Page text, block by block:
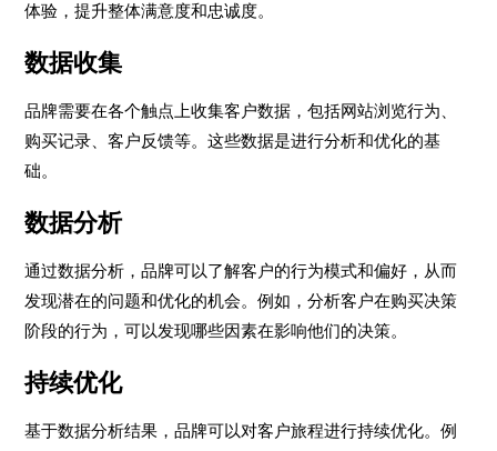
体验，提升整体满意度和忠诚度。
数据收集
品牌需要在各个触点上收集客户数据，包括网站浏览行为、
购买记录、客户反馈等。这些数据是进行分析和优化的基
础。
数据分析
通过数据分析，品牌可以了解客户的行为模式和偏好，从而
发现潜在的问题和优化的机会。例如，分析客户在购买决策
阶段的行为，可以发现哪些因素在影响他们的决策。
持续优化
基于数据分析结果，品牌可以对客户旅程进行持续优化。例